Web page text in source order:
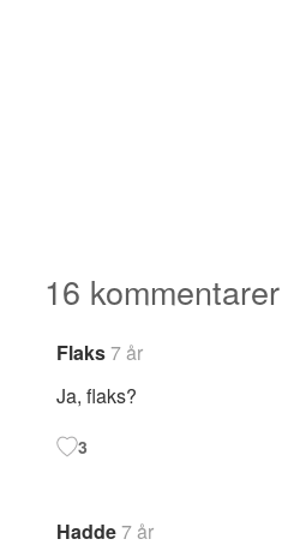
16 kommentarer
Flaks7 år
Ja, flaks?
3
Hadde7 år